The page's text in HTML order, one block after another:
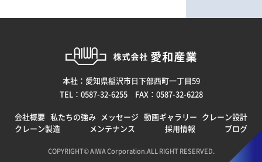
本社：愛知県稲沢市日下部西町一丁目59
TEL：0587-32-6255 FAX：0587-32-6228
会社概要 私たちの強み メッセージ 動画ギャラリー
クレーン設計
クレーン製造
メンテナンス 採用情報 ブログ
COPYRIGHT© AIWA Corporation.ALL RIGHT RESERVED.